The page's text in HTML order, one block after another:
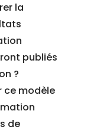
la
publiés
?
ce modèle
de